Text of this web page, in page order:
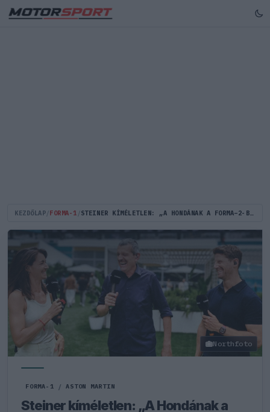
KEZDŐLAP FORMA-1 STEINER KÍMÉLETLEN: „A HONDÁNAK A FORMA–2-BEN A HELYE”
Northfoto
FORMA-1 / ASTON MARTIN
Steiner kíméletlen: „A Hondának a